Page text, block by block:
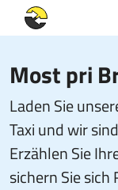
Most pri
Laden Sie
Taxi und wir
Erzählen Sie
sichern Sie